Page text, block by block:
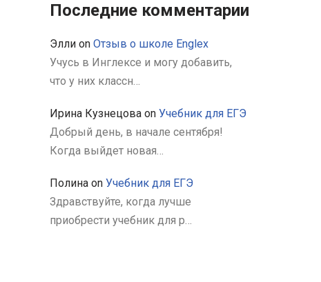
Последние комментарии
Элли on Отзыв о школе Englex
Учусь в Инглексе и могу добавить,
что у них классн…
Ирина Кузнецова on Учебник для ЕГЭ
Добрый день, в начале сентября!
Когда выйдет новая…
Полина on Учебник для ЕГЭ
Здравствуйте, когда лучше
приобрести учебник для р…